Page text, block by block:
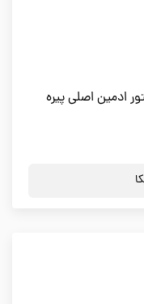
ادمین اصلی پیره